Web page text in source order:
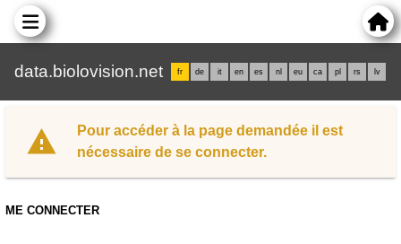
data.biolovision.net fr de it en es nl eu ca pl rs lv
Pour accéder à la page demandée il est
nécessaire de se connecter.
ME CONNECTER